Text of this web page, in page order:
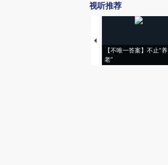
视听推荐
【不唯一答案】不止“养
老”